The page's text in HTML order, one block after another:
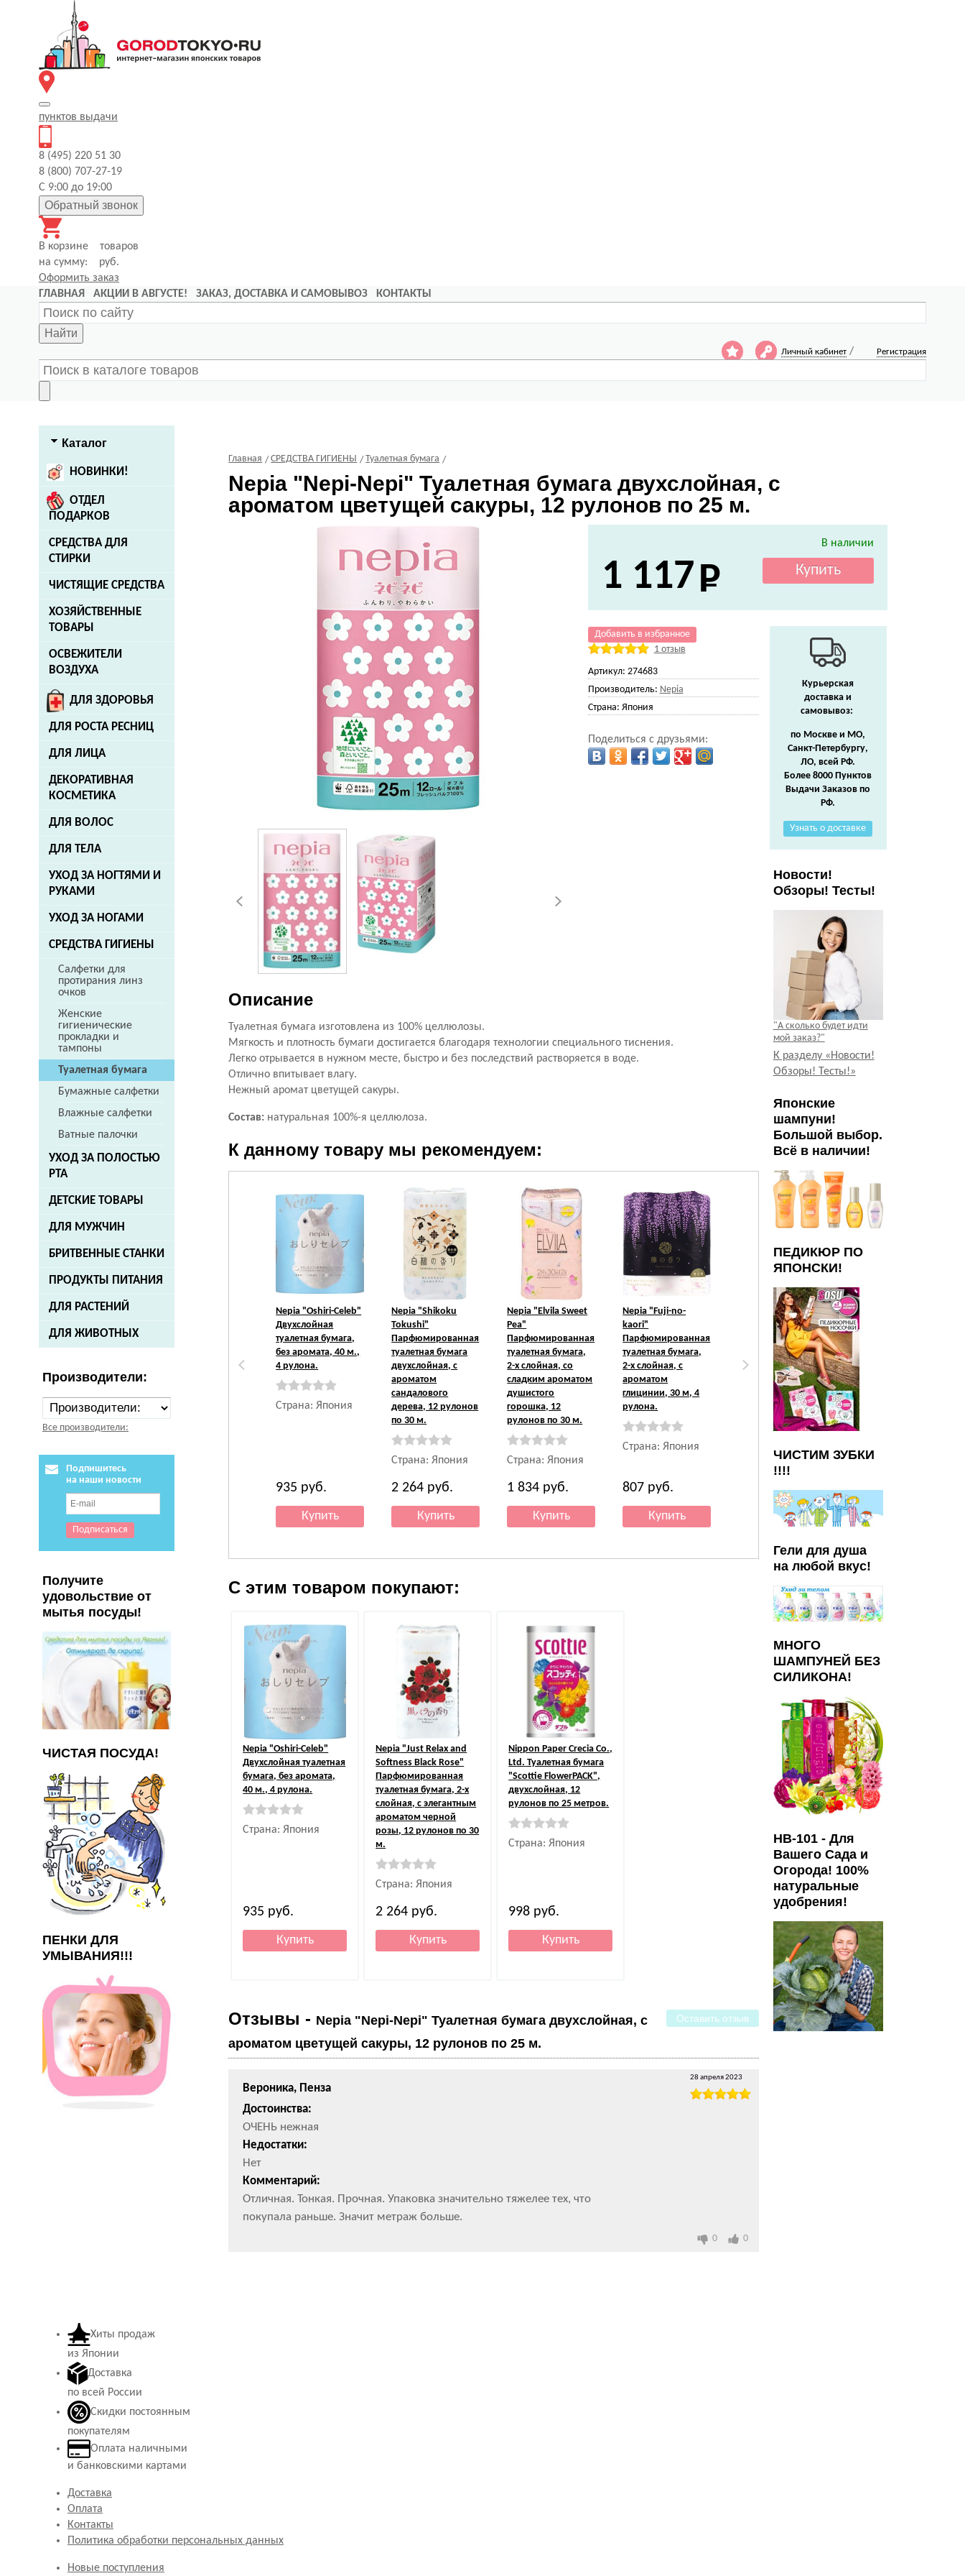
пунктов выдачи
8 (495) 220 51 30
8 (800) 707-27-19
С 9:00 до 19:00
Обратный звонок
В корзине
товаров
на сумму:
руб.
Оформить заказ
ГЛАВНАЯ
АКЦИИ В АВГУСТЕ! ЗАКАЗ, ДОСТАВКА И САМОВЫВОЗ КОНТАКТЫ
Найти
Личный кабинет / Регистрация
Каталог
НОВИНКИ!
ОТДЕЛ
ПОДАРКОВ
СРЕДСТВА ДЛЯ
СТИРКИ
ЧИСТЯЩИЕ СРЕДСТВА
ХОЗЯЙСТВЕННЫЕ
ТОВАРЫ
ОСВЕЖИТЕЛИ
ВОЗДУХА
ДЛЯ ЗДОРОВЬЯ
ДЛЯ РОСТА РЕСНИЦ
ДЛЯ ЛИЦА
ДЕКОРАТИВНАЯ
КОСМЕТИКА
ДЛЯ ВОЛОС
ДЛЯ ТЕЛА
УХОД ЗА НОГТЯМИ И
РУКАМИ
УХОД ЗА НОГАМИ
СРЕДСТВА ГИГИЕНЫ
Салфетки для
протирания линз
очков
Женские
гигиенические
прокладки и
тампоны
Туалетная бумага
Бумажные салфетки
Влажные салфетки
Ватные палочки
УХОД ЗА ПОЛОСТЬЮ
РТА
ДЕТСКИЕ ТОВАРЫ
ДЛЯ МУЖЧИН
БРИТВЕННЫЕ СТАНКИ
ПРОДУКТЫ ПИТАНИЯ
ДЛЯ РАСТЕНИЙ
ДЛЯ ЖИВОТНЫХ
Производители:
Все производители:
Подпишитесь
на наши новости
Получите
удовольствие от
мытья посуды!
ЧИСТАЯ ПОСУДА!
ПЕНКИ ДЛЯ
УМЫВАНИЯ!!!
Главная СРЕДСТВА ГИГИЕНЫ Туалетная бумага
Nepia "Nepi-Nepi" Туалетная бумага двухслойная, с
ароматом цветущей сакуры, 12 рулонов по 25 м.
В наличии
1 117
Добавить в избранное
1 отзыв
Артикул: 274683
Производитель: Nepia
Страна: Япония
Поделиться с друзьями:
Описание
Туалетная бумага изготовлена из 100% целлюлозы.
Мягкость и плотность бумаги достигается благодаря технологии специального тиснения.
Легко отрывается в нужном месте, быстро и без последствий растворяется в воде.
Отлично впитывает влагу.
Нежный аромат цветущей сакуры.
Состав: натуральная 100%-я целлюлоза.
К данному товару мы рекомендуем:
Nepia "Oshiri-Celeb"
Двухслойная
туалетная бумага,
без аромата, 40 м.,
4 рулона.
Страна: Япония
935 руб.
Nepia "Shikoku
Tokushi"
Парфюмированная
туалетная бумага
двухслойная, с
ароматом
сандалового
дерева, 12 рулонов
по 30 м.
Страна: Япония
2 264 руб.
Nepia "Elvila Sweet
Pea"
Парфюмированная
туалетная бумага,
2-х слойная, со
сладким ароматом
душистого
горошка, 12
рулонов по 30 м.
Страна: Япония
1 834 руб.
Nepia "Fuji-no-
kaori"
Парфюмированная
туалетная бумага,
2-х слойная, с
ароматом
глицинии, 30 м, 4
рулона.
Страна: Япония
807 руб.
"Premium
Soft" Двухслойная
туалетная бумага,
30 м, 4 рулона.
Страна: Япония
руб.
С этим товаром покупают:
Nepia "Oshiri-Celeb"
Двухслойная туалетная
бумага, без аромата,
40 м., 4 рулона.
Страна: Япония
935 руб.
Nepia "Just Relax and
Softness Black Rose"
Парфюмированная
туалетная бумага, 2-х
слойная, с элегантным
ароматом черной
розы, 12 рулонов по 30
м.
Страна: Япония
2 264 руб.
Nippon Paper Crecia Co.,
Ltd. Туалетная бумага
"Scottie FlowerPACK",
двухслойная, 12
рулонов по 25 метров.
Страна: Япония
998 руб.
Оставить отзыв
Отзывы - Nepia "Nepi-Nepi" Туалетная бумага двухслойная, с
ароматом цветущей сакуры, 12 рулонов по 25 м.
Вероника, Пенза
Достоинства:
ОЧЕНЬ нежная
Недостатки:
Нет
Комментарий:
Отличная. Тонкая. Прочная. Упаковка значительно тяжелее тех, что
покупала раньше. Значит метраж больше.
28 апреля 2023
0 0
Курьерская
доставка и
самовывоз:
по Москве и МО,
Санкт-Петербургу,
ЛО, всей РФ.
Более 8000 Пунктов
Выдачи Заказов по
РФ.
Узнать о доставке
Новости!
Обзоры! Тесты!
"А сколько будет идти
мой заказ?"
К разделу «Новости!
Обзоры! Тесты!»
Японские
шампуни!
Большой выбор.
Всё в наличии!
ПЕДИКЮР ПО
ЯПОНСКИ!
ЧИСТИМ ЗУБКИ
!!!!
Гели для душа
на любой вкус!
МНОГО
ШАМПУНЕЙ БЕЗ
СИЛИКОНА!
HB-101 - Для
Вашего Сада и
Огорода! 100%
натуральные
удобрения!
Хиты продаж
из Японии
Доставка
по всей России
Скидки постоянным
покупателям
Оплата наличными
и банковскими картами
Доставка
Оплата
Контакты
Политика обработки персональных данных
Новые поступления